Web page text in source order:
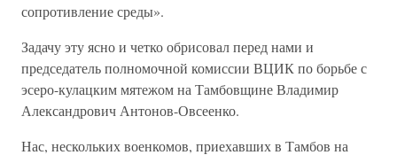
сопротивление среды».
Задачу эту ясно и четко обрисовал перед нами и
председатель полномочной комиссии ВЦИК по борьбе с
эсеро-кулацким мятежом на Тамбовщине Владимир
Александрович Антонов-Овсеенко.
Нас, нескольких военкомов, приехавших в Тамбов на